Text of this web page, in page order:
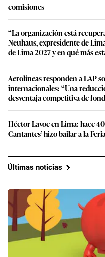
comisiones
“La organización está
Neuhaus, expresidente de
de Lima 2027 y en qué más
Aerolíneas responden a LAP
internacionales: “Una
desventaja competitiva de
Héctor Lavoe en Lima: hace
Cantantes’ hizo bailar a la
Últimas noticias